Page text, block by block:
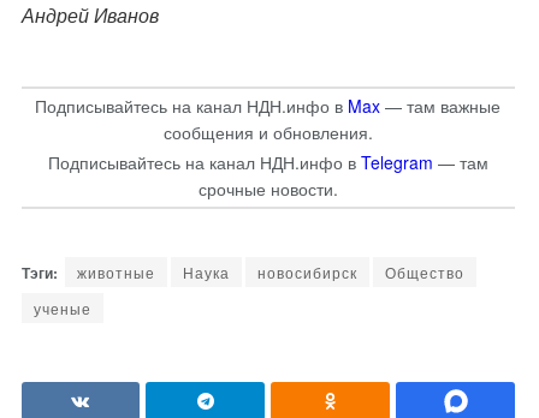
Андрей Иванов
Подписывайтесь на канал НДН.инфо в Max — там важные
сообщения и обновления.
Подписывайтесь на канал НДН.инфо в Telegram — там
срочные новости.
животные Наука новосибирск
Общество
ученые